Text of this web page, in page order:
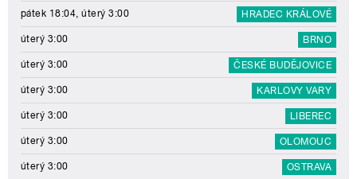
pátek 18:04, úterý 3:00 HRADEC KRÁLOVÉ
úterý 3:00 BRNO
úterý 3:00 ČESKÉ BUDĚJOVICE
úterý 3:00 KARLOVY VARY
úterý 3:00 LIBEREC
úterý 3:00 OLOMOUC
úterý 3:00 OSTRAVA